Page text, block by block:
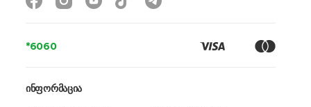
*6060
ინფორმაცია